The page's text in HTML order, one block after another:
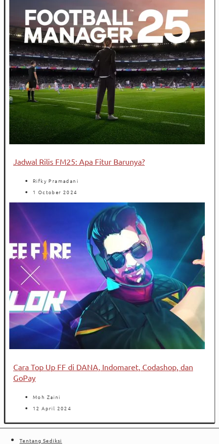
Jadwal Rilis FM25: Apa Fitur Barunya?
Rifky Pramadani
1 October 2024
Cara Top Up FF di DANA, Indomaret, Codashop, dan
GoPay
Moh Zaini
12 April 2024
Tentang Sediksi